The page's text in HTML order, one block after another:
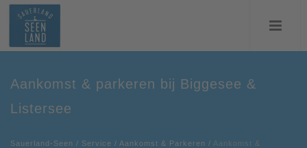
Aankomst & parkeren bij Biggesee &
Listersee
Sauerland-Seen / Service / Aankomst & Parkeren / Aankomst &